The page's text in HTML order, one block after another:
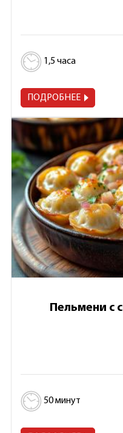
1,5 часа
ПОДРОБНЕЕ
Пельмени с
50 минут